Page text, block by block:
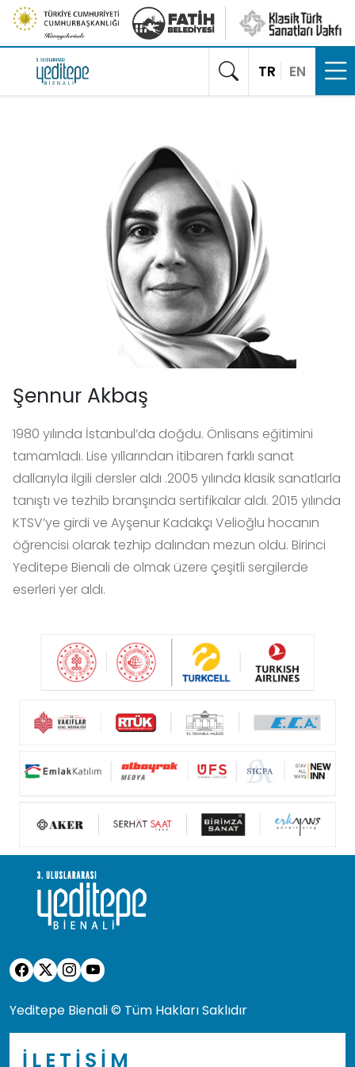
TR EN
Şennur Akbaş
1980 yılında İstanbul’da doğdu. Önlisans eğitimini
tamamladı. Lise yıllarından itibaren farklı sanat
dallarıyla ilgili dersler aldı .2005 yılında klasik sanatlarla
tanıştı ve tezhib branşında sertifikalar aldı. 2015 yılında
KTSV’ye girdi ve Ayşenur Kadakçı Velioğlu hocanın
öğrencisi olarak tezhip dalından mezun oldu. Birinci
Yeditepe Bienali de olmak üzere çeşitli sergilerde
eserleri yer aldı.
Yeditepe Bienali © Tüm Hakları Saklıdır
İLETİŞİM